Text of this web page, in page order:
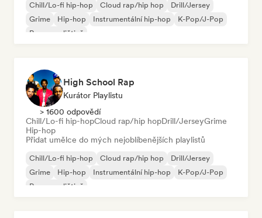
Chill/Lo-fi hip-hop Cloud rap/hip hop
Drill/Jersey
Grime
Hip-hop Instrumentální hip-hop
K-Pop/J-Pop
Rap v angličtině
High School Rap
Kurátor Playlistu
> 1600 odpovědí
Chill/Lo-fi hip-hopCloud rap/hip hopDrill/JerseyGrime
Hip-hop
Přidat umělce do mých nejoblíbenějších playlistů
Chill/Lo-fi hip-hop Cloud rap/hip hop
Drill/Jersey
Grime
Hip-hop Instrumentální hip-hop
K-Pop/J-Pop
Rap v angličtině